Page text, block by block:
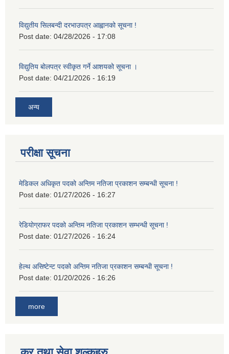
विद्युतीय सिलबन्दी दरभाउपत्र आह्वानको सूचना !
Post date: 04/28/2026 - 17:08
विद्युतिय बोलपत्र स्वीकृत गर्ने आशयको सूचना ।
Post date: 04/21/2026 - 16:19
अन्य
परीक्षा सूचना
मेडिकल अधिकृत पदको अन्तिम नतिजा प्रकाशन सम्बन्धी सूचना !
Post date: 01/27/2026 - 16:27
रेडियोग्राफर पदको अन्तिम नतिजा प्रकाशन सम्भन्धी सूचना !
Post date: 01/27/2026 - 16:24
हेल्थ असिष्टेन्ट पदको अन्तिम नतिजा प्रकाशन सम्बन्धी सूचना !
Post date: 01/20/2026 - 16:26
more